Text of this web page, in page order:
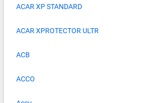
ACAR XP STANDARD
ACAR XPROTECTOR ULTR
ACB
ACCO